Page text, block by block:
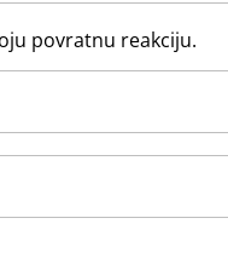
povratnu reakciju.